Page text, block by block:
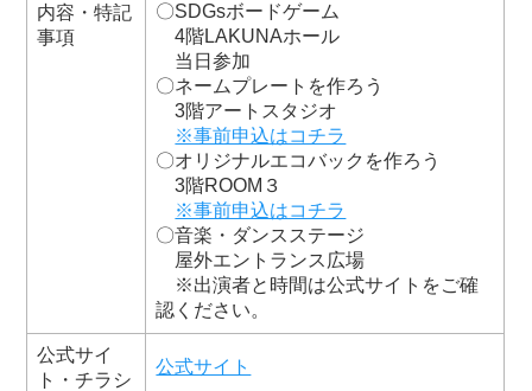
内容・特記
事項
〇SDGsボードゲーム
4階LAKUNAホール
当日参加
〇ネームプレートを作ろう
3階アートスタジオ
※事前申込はコチラ
〇オリジナルエコバックを作ろう
3階ROOM３
※事前申込はコチラ
〇音楽・ダンスステージ
屋外エントランス広場
※出演者と時間は公式サイトをご確
認ください。
公式サイ
ト・チラシ
公式サイト